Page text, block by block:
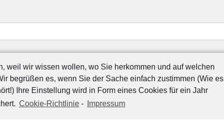
weil wir wissen wollen, wo Sie herkommen und auf welchen
begrüßen es, wenn Sie der Sache einfach zustimmen (Wie es
Ihre Einstellung wird in Form eines Cookies für ein Jahr
Cookie-Richtlinie- Impressum